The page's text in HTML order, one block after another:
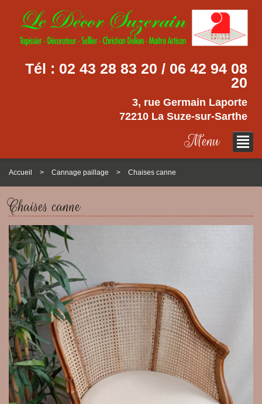
Tél : 02 43 28 83 20 / 06 42 94 08
20
3, rue Germain Laporte
72210 La Suze-sur-Sarthe
Menu
Accueil Cannage paillage Chaises canne
Chaises canne